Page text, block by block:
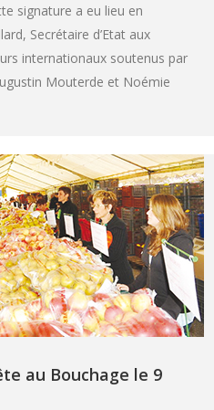
a eu lieu en
Secrétaire d’Etat aux
internationaux soutenus par
Mouterde et Noémie
au Bouchage le 9